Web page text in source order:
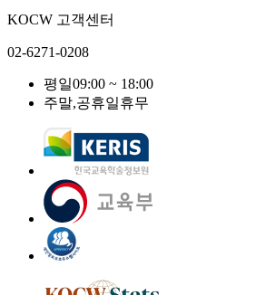
KOCW 고객센터
02-6271-0208
평일09:00 ~ 18:00
주말,공휴일휴무